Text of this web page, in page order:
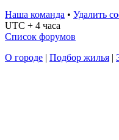
Наша команда • Удалить
UTC + 4 часа
Список форумов
О городе | Подбор жилья |